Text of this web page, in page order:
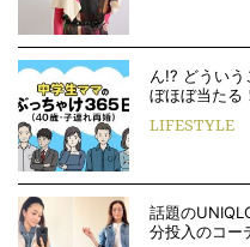
ん!? どうい
ぼほぼ当たる
LIFESTYLE
話題の
分投入のコー